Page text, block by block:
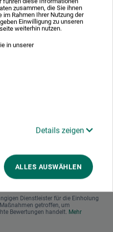
zusammen, die Sie ihnen
Rahmen Ihrer Nutzung der
Einwilligung zu unseren
weiterhin nutzen.
in unserer
Details zeigen
ALLES AUSWÄHLEN
können Sie diesemZertifikat
Dienstleister für die Einholung
getroffen, um
Bewertungen handelt. Mehr